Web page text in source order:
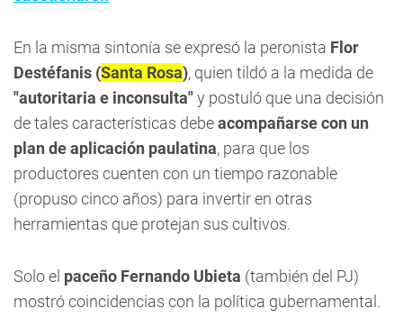
En la misma sintonía se expresó la peronista Flor
Destéfanis (Santa Rosa), quien tildó a la medida de
"autoritaria e inconsulta"y postuló que una decisión
de tales características debeacompañarse con un
plan de aplicación paulatina, para que los
productores cuenten con un tiempo razonable
(propuso cinco años) para invertir en otras
herramientas que protejan sus cultivos.
Solo el paceño Fernando Ubieta (también del PJ)
mostró coincidencias con la política gubernamental.